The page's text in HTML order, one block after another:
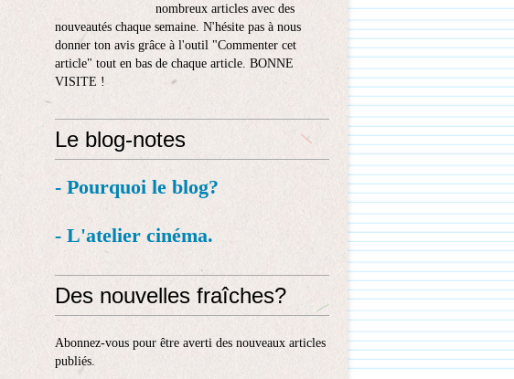
nombreux articles avec des
nouveautés chaque semaine. N'hésite pas à nous
donner ton avis grâce à l'outil "Commenter cet
article" tout en bas de chaque article. BONNE
VISITE !
Le blog-notes
- Pourquoi le blog?
- L'atelier cinéma.
Des nouvelles fraîches?
Abonnez-vous pour être averti des nouveaux articles
publiés.